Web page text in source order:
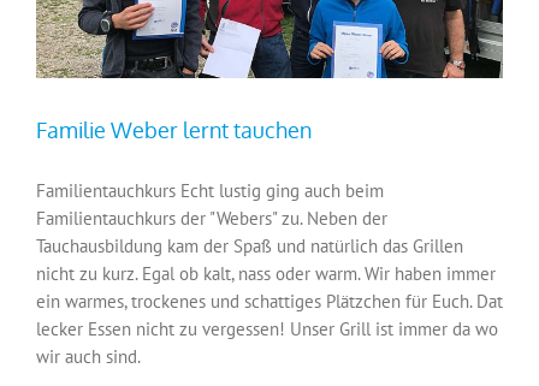
Familie Weber lernt tauchen
Familientauchkurs Echt lustig ging auch beim
Familientauchkurs der "Webers" zu. Neben der
Tauchausbildung kam der Spaß und natürlich das Grillen
nicht zu kurz. Egal ob kalt, nass oder warm. Wir haben immer
ein warmes, trockenes und schattiges Plätzchen für Euch. Dat
lecker Essen nicht zu vergessen! Unser Grill ist immer da wo
wir auch sind.